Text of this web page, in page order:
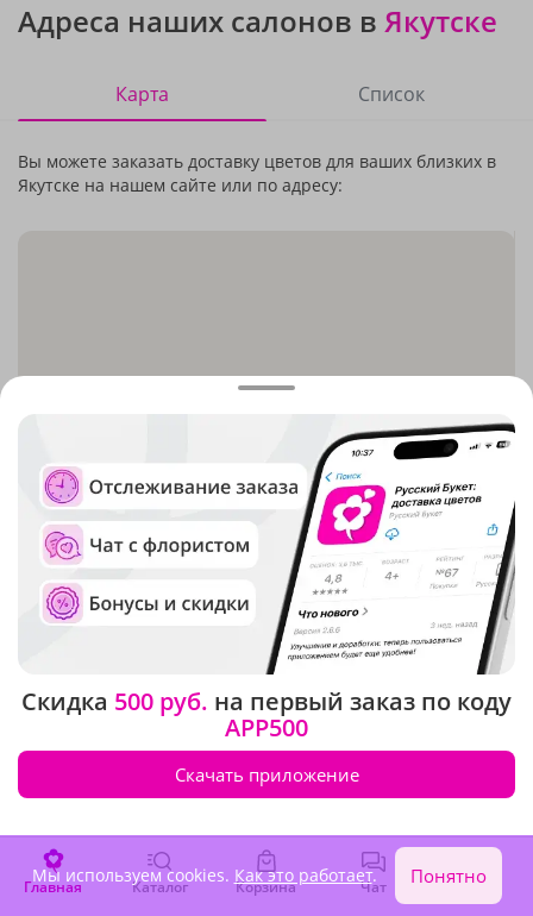
Адреса наших салонов в Якутске
Карта Список
Вы можете заказать доставку цветов для ваших близких в
Якутске на нашем сайте или по адресу:
Стоимость и сроки доставки
Главная Каталог Корзина Чат Войти
Скидка 500 руб. на первый заказ по коду
APP500
Скачать приложение
Мы используем cookies. Как это работает. Понятно